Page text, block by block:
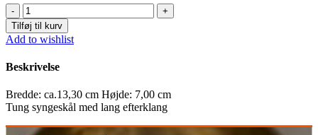
Ny
mellem
syngeskål
mat
(323)
antal
Tilføj til kurv
Add to wishlist
Beskrivelse
Bredde: ca.13,30 cm Højde: 7,00 cm
Tung syngeskål med lang efterklang